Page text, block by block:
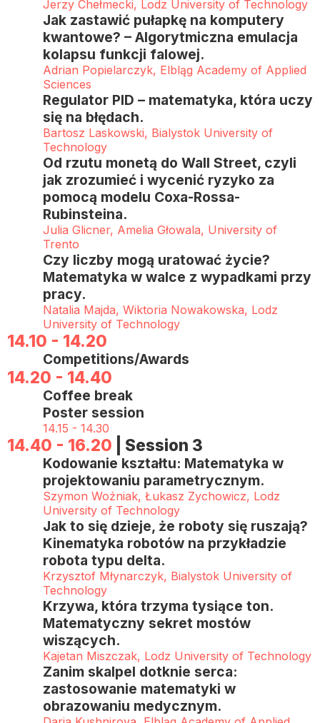
Jerzy Chełmecki, Lodz University of Technology
Jak zastawić pułapkę na komputery
kwantowe? – Algorytmiczna emulacja
kolapsu funkcji falowej.
Adrian Popielarczyk, Elbląg Academy of Applied
Sciences
Regulator PID – matematyka, która uczy
się na błędach.
Bartosz Laskowski, Bialystok University of
Technology
Od rzutu monetą do Wall Street, czyli
jak zrozumieć i wycenić ryzyko za
pomocą modelu Coxa-Rossa-
Rubinsteina.
Julia Glicner, Amelia Głowala, University of
Trento
Czy liczby mogą uratować życie?
Matematyka w walce z wypadkami przy
pracy.
Natalia Majda, Wiktoria Nowakowska, Lodz
University of Technology
14.10 - 14.20
Competitions/Awards
14.20 - 14.40
Coffee break
Poster session
14.15 - 14.30
14.40 - 16.20 | Session 3
Kodowanie kształtu: Matematyka w
projektowaniu parametrycznym.
Szymon Woźniak, Łukasz Zychowicz, Lodz
University of Technology
Jak to się dzieje, że roboty się ruszają?
Kinematyka robotów na przykładzie
robota typu delta.
Krzysztof Młynarczyk, Bialystok University of
Technology
Krzywa, która trzyma tysiące ton.
Matematyczny sekret mostów
wiszących.
Kajetan Miszczak, Lodz University of Technology
Zanim skalpel dotknie serca:
zastosowanie matematyki w
obrazowaniu medycznym.